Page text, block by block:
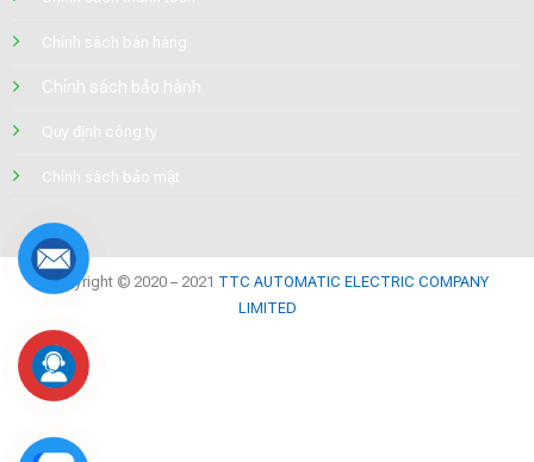
Chính sách bán hàng
Chính sách bảo hành
Quy định công ty
Chính sách bảo mật
Copyright © 2020 – 2021 TTC AUTOMATIC ELECTRIC COMPANY
LIMITED